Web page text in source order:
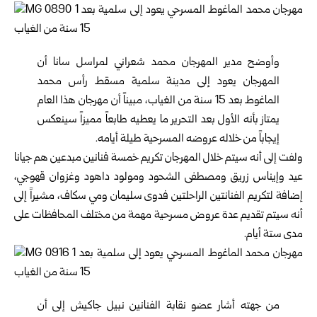
وأوضح مدير المهرجان محمد شعراني لمراسل سانا أن
المهرجان يعود إلى مدينة سلمية مسقط رأس محمد
الماغوط بعد 15 سنة من الغياب، مبيناً أن مهرجان هذا العام
يمتاز بأنه الأول بعد التحرير ما يعطيه طابعاً مميزاً سينعكس
إيجاباً من خلاله عروضه المسرحية طيلة أيامه.
ولفت إلى أنه سيتم خلال المهرجان تكريم خمسة فنانين مبدعين هم جيانا
عيد وإيناس زريق ومصطفى الشحود ومولود داهود وغزوان قهوجي،
إضافة لتكريم الفنانتين الراحلتين فدوى سليمان ومي سكاف، مشيراً إلى
أنه سيتم تقديم عدة عروض مسرحية مهمة من مختلف المحافظات على
مدى ستة أيام.
من جهته أشار عضو نقابة الفنانين نبيل جاكيش إلى أن